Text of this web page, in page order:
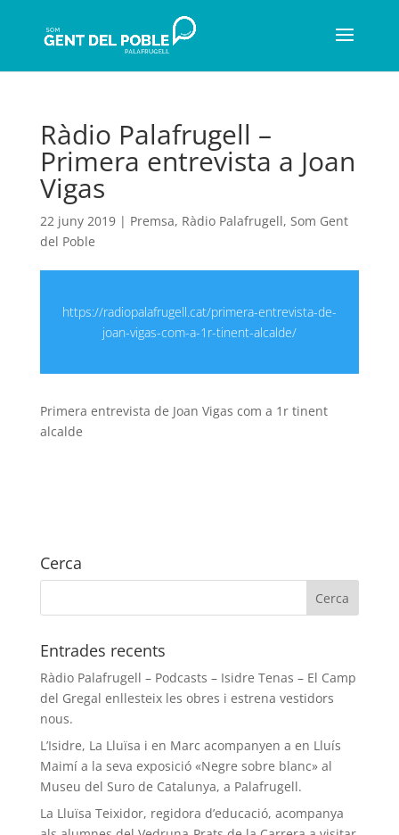
Ràdio Palafrugell –
Primera entrevista a Joan
Vigas
22 juny 2019| Premsa, Ràdio Palafrugell, Som Gent
del Poble
https://radiopalafrugell.cat/primera-entrevista-de-
joan-vigas-com-a-1r-tinent-alcalde/
Primera entrevista de Joan Vigas com a 1r tinent
alcalde
Cerca
Entrades recents
Ràdio Palafrugell – Podcasts – Isidre Tenas – El Camp
del Gregal enllesteix les obres i estrena vestidors
nous.
L’Isidre, La Lluïsa i en Marc acompanyen a en Lluís
Maimí a la seva exposició «Negre sobre blanc» al
Museu del Suro de Catalunya, a Palafrugell.
La Lluïsa Teixidor, regidora d’educació, acompanya